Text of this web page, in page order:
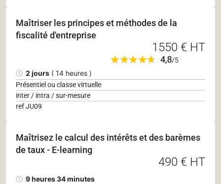
Maîtriser les principes et méthodes de la
fiscalité d'entreprise
1550 € HT
2 jours ( 14 heures )
Présentiel ou classe virtuelle
inter / intra / sur-mesure
ref JU09
Maîtrisez le calcul des intérêts et des barèmes
de taux - E-learning
490 € HT
9 heures 34 minutes